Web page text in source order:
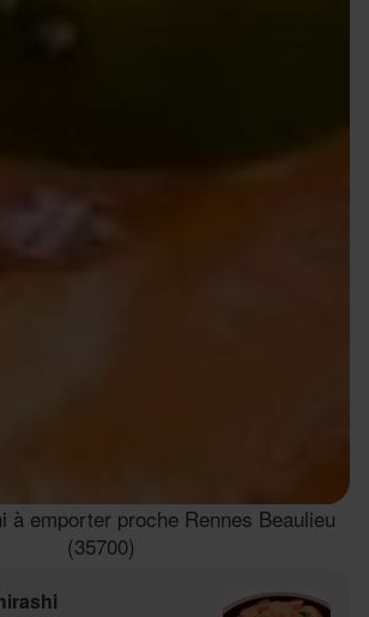
à emporter proche Rennes Beaulieu
(35700)